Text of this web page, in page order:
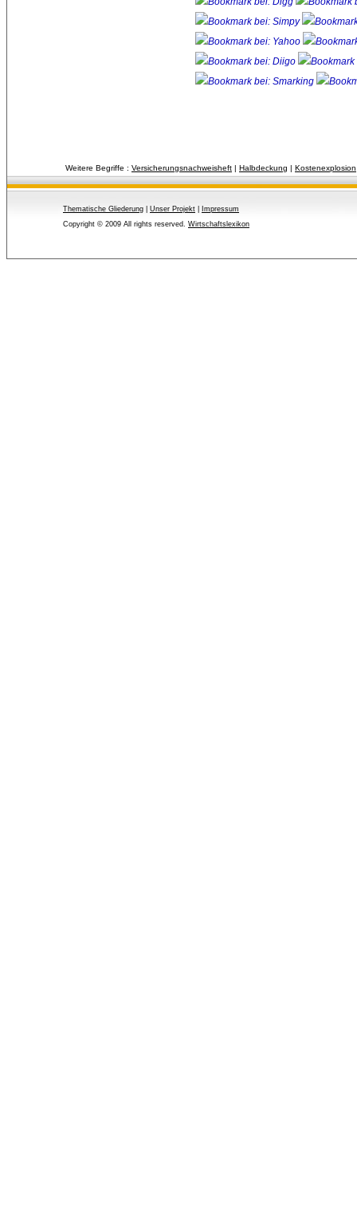
Weitere Begriffe : Versicherungsnachweisheft | Halbdeckung | Kostenexplosion
Thematische Gliederung Unser Projekt
Impressum
Copyright © 2009 All rights reserved. Wirtschaftslexikon